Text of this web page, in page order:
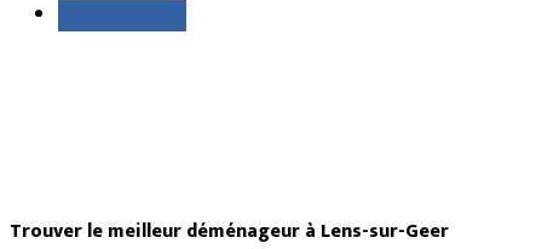
Trouver le meilleur déménageur à Lens-sur-Geer